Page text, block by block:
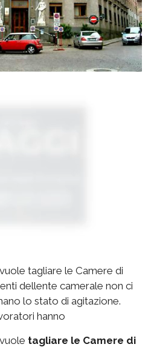
tagliare le Camere di
dellente camerale non ci
lo stato di agitazione.
hanno
tagliare le Camere di